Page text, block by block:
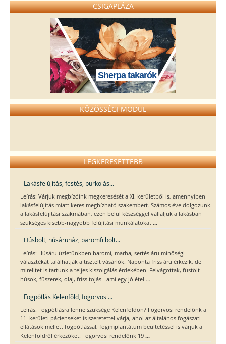
CSIGAPLÁZA
Sherpa takarók
KÖZÖSSÉGI MODUL
LEGKERESETTEBB
Lakásfelújítás, festés, burkolás...
Leírás: Várjuk megbízóink megkeresését a XI. kerületből is, amennyiben
lakásfelújítás miatt keres megbízható szakembert. Számos éve dolgozunk
a lakásfelújítási szakmában, ezen belül készséggel vállaljuk a lakásban
szükséges kisebb-nagyobb felújítási munkálatokat ...
Húsbolt, húsáruház, baromfi bolt...
Leírás: Húsáru üzletünkben baromi, marha, sertés áru minőségi
választékát találhatják a tisztelt vásárlók. Naponta friss áru érkezik, de
mirelitet is tartunk a teljes kiszolgálás érdekében. Felvágottak, füstölt
húsok, fűszerek, olaj, friss tojás - ami egy jó étel ...
Fogpótlás Kelenföld, fogorvosi...
Leírás: Fogpótlásra lenne szüksége Kelenföldön? Fogorvosi rendelőnk a
11. kerületi pácienseket is szeretettel várja, ahol az általános fogászati
ellátások mellett fogpótlással, fogimplantátum beültetéssel is várjuk a
Kelenföldről érkezőket. Fogorvosi rendelőnk 19 ...